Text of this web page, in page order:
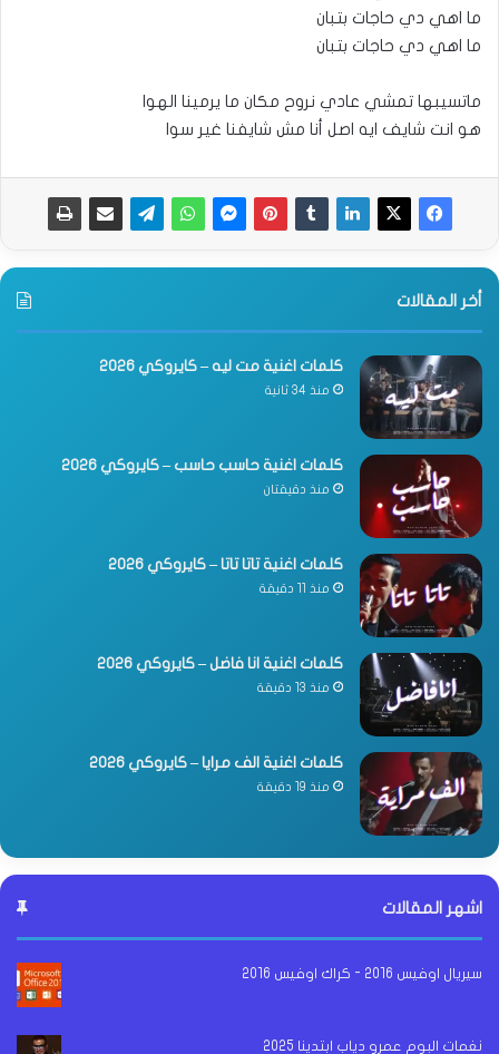
ما اهي دي حاجات بتبان
ما اهي دي حاجات بتبان
ماتسيبها تمشي عادي نروح مكان ما يرمينا الهوا
هو انت شايف ايه اصل أنا مش شايفنا غير سوا
أخر المقالات
كلمات اغنية مت ليه – كايروكي 2026
منذ 34 ثانية
كلمات اغنية حاسب حاسب – كايروكي 2026
منذ دقيقتان
كلمات اغنية تاتا تاتا – كايروكي 2026
منذ 11 دقيقة
كلمات اغنية انا فاضل – كايروكي 2026
منذ 13 دقيقة
كلمات اغنية الف مرايا – كايروكي 2026
منذ 19 دقيقة
اشهر المقالات
سيريال اوفيس 2016 - كراك اوفيس 2016
نغمات البوم عمرو دياب ابتدينا 2025